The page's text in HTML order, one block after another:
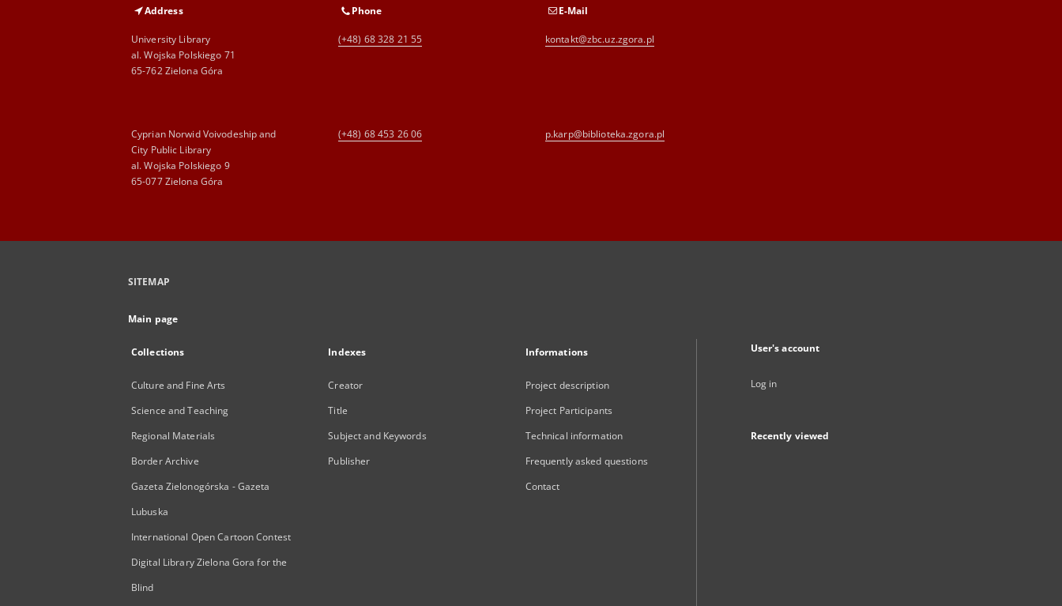
Address
University Library
al. Wojska Polskiego 71
65-762 Zielona Góra
Phone
(+48) 68 328 21 55
E-Mail
kontakt@zbc.uz.zgora.pl
Cyprian Norwid Voivodeship and
City Public Library
al. Wojska Polskiego 9
65-077 Zielona Góra
(+48) 68 453 26 06 p.karp@biblioteka.zgora.pl
SITEMAP
Main page
Collections
Culture and Fine Arts
Science and Teaching
Regional Materials
Border Archive
Gazeta Zielonogórska - Gazeta
Lubuska
International Open Cartoon Contest
Digital Library Zielona Gora for the
Blind
Indexes
Creator
Title
Subject and Keywords
Publisher
Informations
Project description
Project Participants
Technical information
Frequently asked questions
Contact
User's account
Log in
Recently viewed